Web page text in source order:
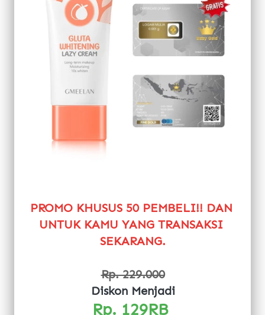
PROMO KHUSUS 50 PEMBELI!! DAN
UNTUK KAMU YANG TRANSAKSI
SEKARANG.
Rp. 229.000
Diskon Menjadi
Rp. 129RB